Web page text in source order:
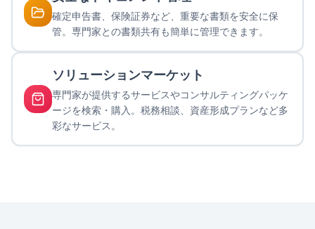
確定申告書、保険証券など、重要な書類を安全に保
管。専門家との書類共有も簡単に管理できます。
ソリューションマーケット
専門家が提供するサービスやコンサルティングパッケ
ージを検索・購入。税務相談、資産形成プランなど多
彩なサービス。